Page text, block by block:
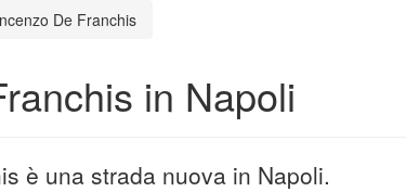
De Franchis
in Napoli
è una strada nuova in Napoli.